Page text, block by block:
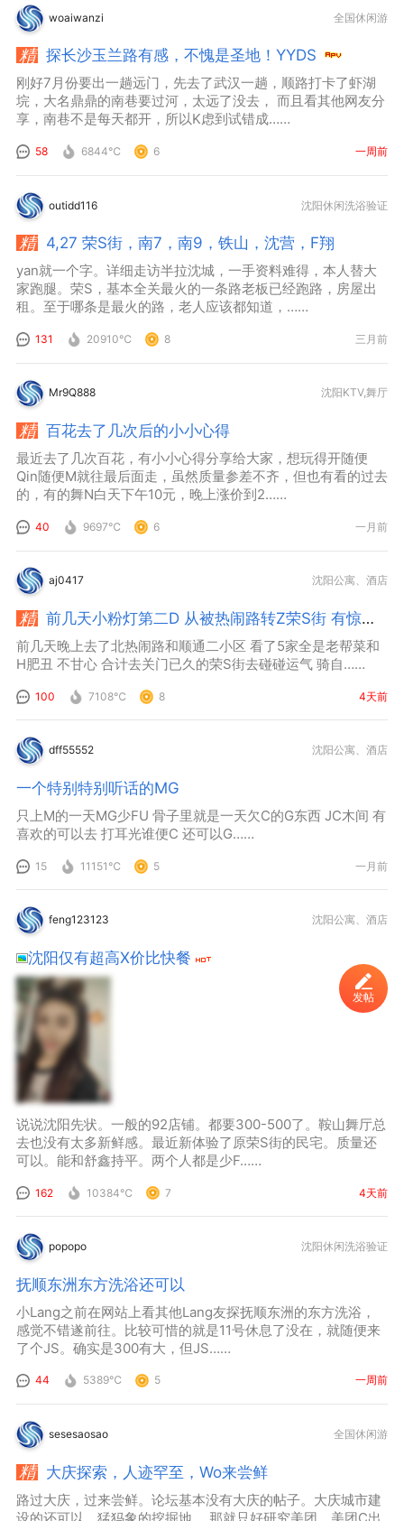
发帖
woaiwanzi 全国休闲游
探长沙玉兰路有感，不愧是圣地！YYDS
刚好7月份要出一趟远门，先去了武汉一趟，顺路打卡了虾湖
垸，大名鼎鼎的南巷要过河，太远了没去， 而且看其他网友分
享，南巷不是每天都开，所以K虑到试错成……
58 6844℃ 6 一周前
outidd116 沈阳休闲洗浴验证
4,27 荣S街，南7，南9，铁山，沈营，F翔
yan就一个字。详细走访半拉沈城，一手资料难得，本人替大
家跑腿。荣S，基本全关最火的一条路老板已经跑路，房屋出
租。至于哪条是最火的路，老人应该都知道，……
131 20910℃ 8 三月前
Mr9Q888 沈阳KTV,舞厅
百花去了几次后的小小心得
最近去了几次百花，有小小心得分享给大家，想玩得开随便
Qin随便M就往最后面走，虽然质量参差不齐，但也有看的过去
的，有的舞N白天下午10元，晚上涨价到2……
40 9697℃ 6 一月前
aj0417 沈阳公寓、酒店
前几天小粉灯第二D 从被热闹路转Z荣S街 有惊喜！
前几天晚上去了北热闹路和顺通二小区 看了5家全是老帮菜和
H肥丑 不甘心 合计去关门已久的荣S街去碰碰运气 骑自……
100 7108℃ 8 4天前
dff55552 沈阳公寓、酒店
一个特别特别听话的MG
只上M的一天MG少FU 骨子里就是一天欠C的G东西 JC木间 有
喜欢的可以去 打耳光谁便C 还可以G……
15 11151℃ 5 一月前
feng123123 沈阳公寓、酒店
沈阳仅有超高X价比快餐
说说沈阳先状。一般的92店铺。都要300-500了。鞍山舞厅总
去也没有太多新鲜感。最近新体验了原荣S街的民宅。质量还
可以。能和舒鑫持平。两个人都是少F……
162 10384℃ 7 4天前
popopo 沈阳休闲洗浴验证
抚顺东洲东方洗浴还可以
小Lang之前在网站上看其他Lang友探抚顺东洲的东方洗浴，
感觉不错遂前往。比较可惜的就是11号休息了没在，就随便来
了个JS。确实是300有大，但JS……
44 5389℃ 5 一周前
sesesaosao 全国休闲游
大庆探索，人迹罕至，Wo来尝鲜
路过大庆，过来尝鲜。论坛基本没有大庆的帖子。大庆城市建